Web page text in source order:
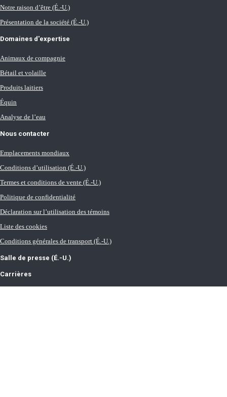
Notre raison d’être (É.-U.)
Présentation de la société (É.-U.)
Domaines d'expertise
Animaux de compagnie
Bétail et volaille
Produits laitiers
Équin
Analyse de l’eau
Nous contacter
Emplacements mondiaux
Conditions d’utilisation (É.-U.)
Termes et conditions de vente (É.-U.)
Politique de confidentialité
Déclaration sur l’utilisation des témoins
Liste des cookies
Conditions générales de transport (É.-U.)
Salle de presse (É.-U.)
Carrières